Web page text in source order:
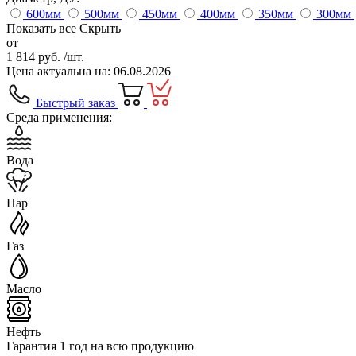
600мм 500мм 450мм 400мм 350мм 300мм
Показать все Скрыть
от
1 814 руб. /шт.
Цена актуальна на: 06.08.2026
Быстрый заказ
Среда применения:
Вода
Пар
Газ
Масло
Нефть
Гарантия 1 год на всю продукцию